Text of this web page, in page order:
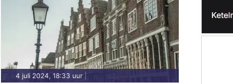
4 juli 2024, 18:33 uur|